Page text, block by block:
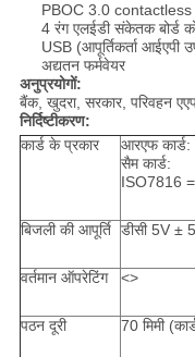
PBOC 3.0 contactless
4 रंग एलईडी संकेतक बोर्ड
USB (आपूर्तिकर्ता
अद्यतन फर्मवेयर
अनुप्रयोगों:
बैंक, खुदरा, सरकार, परिवहन
निर्दिष्टीकरण:
कार्ड के प्रकार
आरएफ
सैम कार्ड:
ISO7816
बिजली की आपूर्ति डीसी 5V ±
वर्तमान ऑपरेटिंग <>
पठन दूरी 70 मिमी